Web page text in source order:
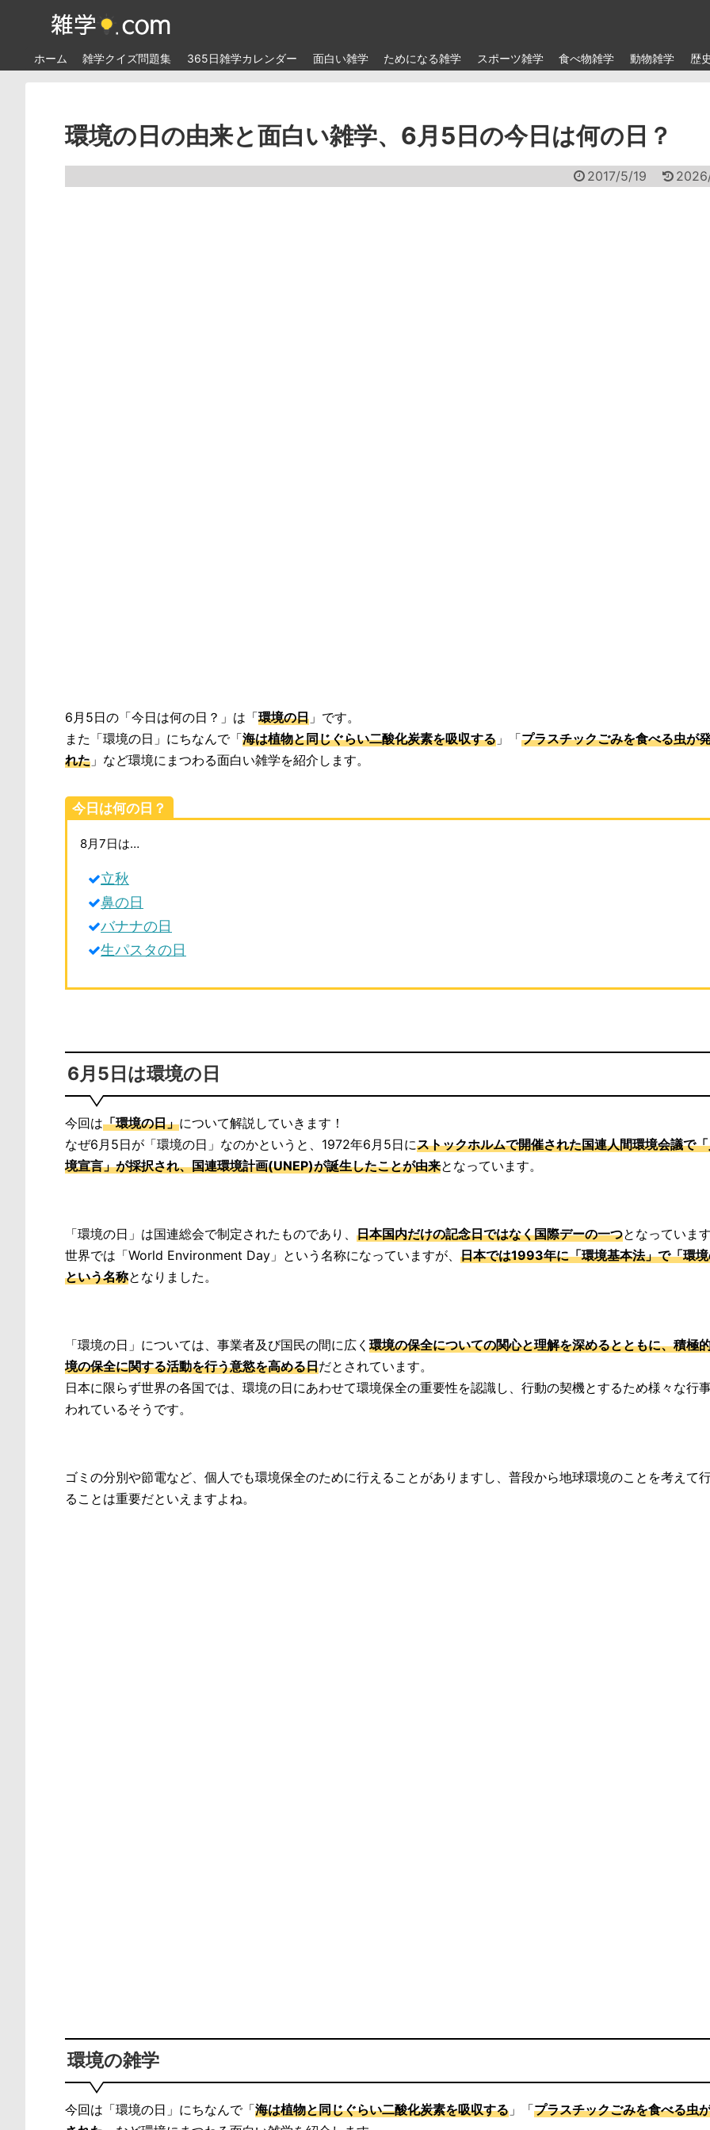
ホーム 雑学クイズ問題集 365日雑学カレンダー 面白い雑学 ためになる雑学 スポーツ雑学 食べ物雑学 動物雑学 歴
環境の日の由来と面白い雑学、6月5日の今日は何の日？
2017/5/19
6月5日の「今日は何の日？」は「環境の日 」です。
また「環境の日」にちなんで「海は植物と同じぐらい二酸化炭素を吸収する 」「プラスチックごみを食べる虫が
れた 」など環境にまつわる面白い雑学を紹介します。
今日は何の日？
8月7日は…
立秋
鼻の日
バナナの日
生パスタの日
6月5日は環境の日
今回は「環境の日」について解説していきます！
なぜ6月5日が「環境の日」なのかというと、1972年6月5日にストックホルムで開催された国連人間環境会議で
境宣言」が採択され、国連環境計画(UNEP)が誕生したことが由来となっています。
「環境の日」は国連総会で制定されたものであり、 日本国内だけの記念日ではなく国際デーの一つとなっていま
世界では「World Environment Day」という名称になっていますが、 日本では1993年に「環境基本法」で「環
という名称となりました。
「環境の日」については、事業者及び国民の間に広く 環境の保全についての関心と理解を深めるとともに、積極
境の保全に関する活動を行う意慾を高める日だとされています。
日本に限らず世界の各国では、環境の日にあわせて環境保全の重要性を認識し、行動の契機とするため様々な行
われているそうです。
ゴミの分別や節電など、個人でも環境保全のために行えることがありますし、普段から地球環境のことを考えて
ることは重要だといえますよね。
環境の雑学
今回は「環境の日」にちなんで「海は植物と同じぐらい二酸化炭素を吸収する 」「プラスチックごみを食べる虫